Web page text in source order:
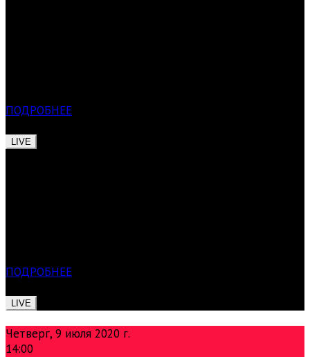
ПОДРОБНЕЕ
LIVE
ПОДРОБНЕЕ
LIVE
Четверг, 9 июля 2020 г.
14:00